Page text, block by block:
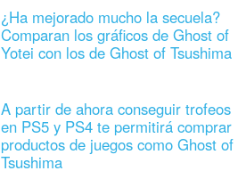
¿Ha mejorado mucho la secuela?
Comparan los gráficos de Ghost of
Yotei con los de Ghost of Tsushima
A partir de ahora conseguir trofeos
en PS5 y PS4 te permitirá comprar
productos de juegos como Ghost of
Tsushima